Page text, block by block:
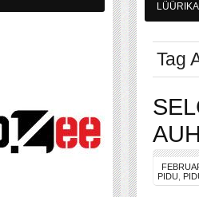
LÜÜRIKA
Tag
PIDU